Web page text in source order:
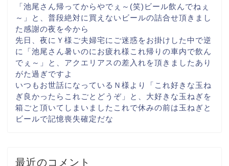
「池尾さん帰ってからやでぇ～(笑) ビール飲んでねぇ
～ 」と、普段絶対に買えない ビールの詰合せ頂きまし
た感謝の夜を今から
先日、夜にＹ様ご夫婦宅に ご迷惑をお掛けした中で逆
に「池尾さん暑いのにお疲れ様 これ帰りの車内で飲ん
でぇ～ 」と、アクエリアスの差入れを頂きました あり
がた過ぎですよ
いつもお世話になっている Ｎ様より「これ好きな玉ね
ぎ良かったらこれごとどうぞ 」と、大好きな玉ねぎを
箱ごと 頂いてしまいました これで休みの前は玉ねぎと
ビールで記憶喪失確定だな
最近のコメント